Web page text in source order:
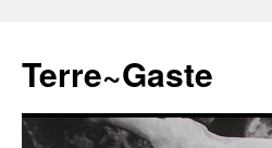
contenu
Terre~Gaste